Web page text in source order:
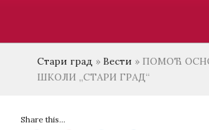
Стари град » Вести » ПОМОЋ
ШКОЛИ „СТАРИ ГРАД“
Share this...